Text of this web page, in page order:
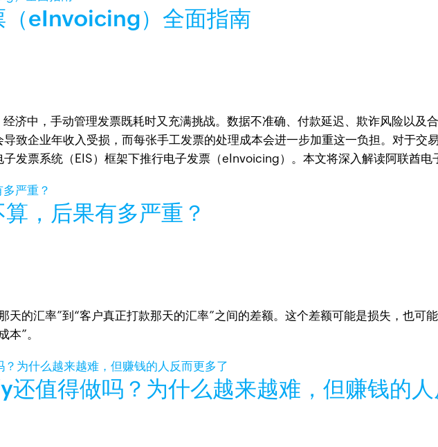
（eInvoicing）全面指南
济中，手动管理发票既耗时又充满挑战。数据不准确、付款延迟、欺诈风险以及
致企业年收入受损，而每张手工发票的处理成本会进一步加重这一负担。对于交
发票系统（EIS）框架下推行电子发票（eInvoicing）。本文将深入解读阿联酋电
，后果有多严重？
天的汇率”到“客户真正打款那天的汇率”之间的差额。这个差额可能是损失，也可
本”。
值得做吗？为什么越来越难，但赚钱的人